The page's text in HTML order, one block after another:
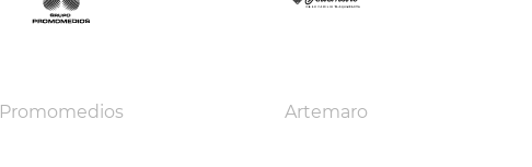
Promomedios Artemaro